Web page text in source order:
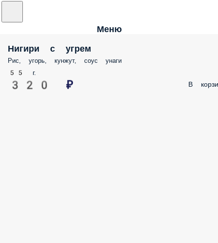
Меню
Нигири с угрем
Рис, угорь, кунжут, соус унаги
55 г.
320 ₽ В